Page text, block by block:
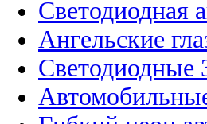
Светодиодная
Ангельские
Светодиодные